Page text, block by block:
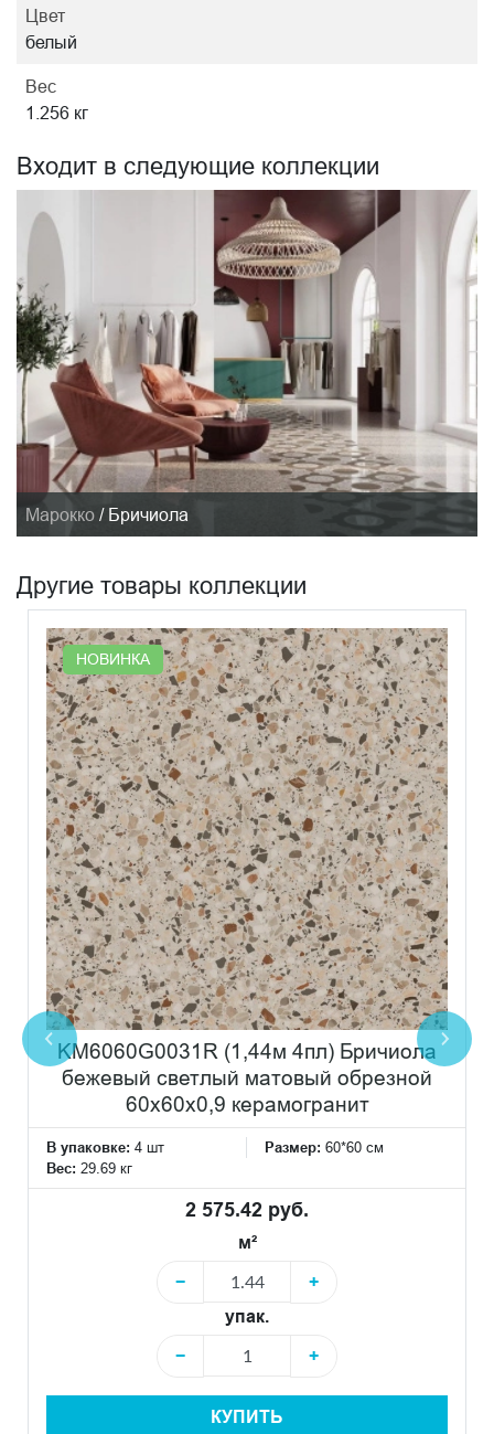
Цвет
белый
Вес
1.256 кг
Входит в следующие коллекции
Марокко / Бричиола
Другие товары коллекции
НОВИНКА
KM6060G0031R (1,44м 4пл) Бричиола
бежевый светлый матовый обрезной
60x60x0,9 керамогранит
В упаковке: 4 шт Размер: 60*60 см
Вес: 29.69 кг
2 575.42 руб.
м²
−
+
упак.
−
+
КУПИТЬ